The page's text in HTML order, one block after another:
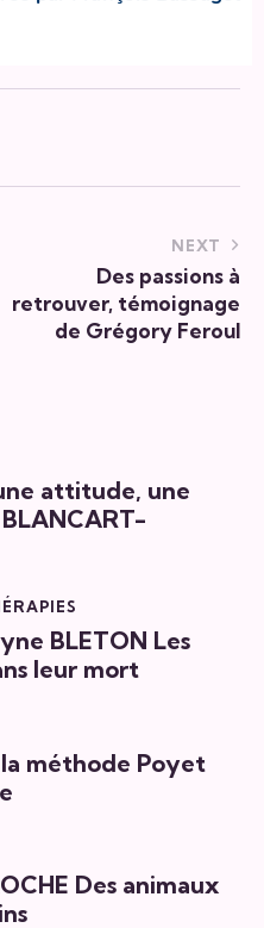
NEXT
Des passions à
retrouver , témoignage
de Grégory Feroul
attitude, une
BLETON Les
leur mort
méthode Poyet
Des animaux